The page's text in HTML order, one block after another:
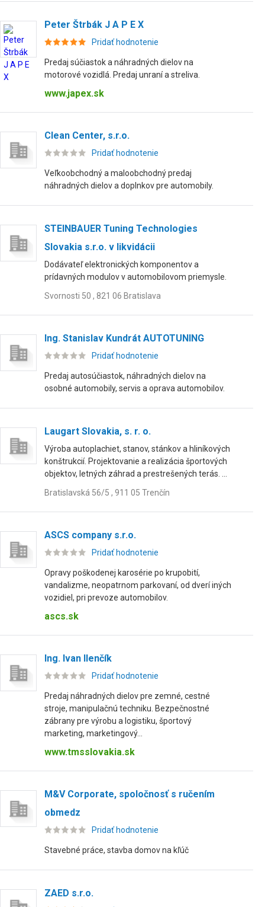
Peter Štrbák J A P E X
Pridať hodnotenie
Predaj súčiastok a náhradných dielov na
motorové vozidlá. Predaj unraní a streliva.
www.japex.sk
Clean Center, s.r.o.
Pridať hodnotenie
Veľkoobchodný a maloobchodný predaj
náhradných dielov a doplnkov pre automobily.
STEINBAUER Tuning Technologies
Slovakia s.r.o. v likvidácii
Dodávateľ elektronických komponentov a
prídavných modulov v automobilovom priemysle.
Svornosti 50 , 821 06 Bratislava
Ing. Stanislav Kundrát AUTOTUNING
Pridať hodnotenie
Predaj autosúčiastok, náhradných dielov na
osobné automobily, servis a oprava automobilov.
Laugart Slovakia, s. r. o.
Výroba autoplachiet, stanov, stánkov a hliníkových
konštrukcií. Projektovanie a realizácia športových
objektov, letných záhrad a prestrešených terás. ...
Bratislavská 56/5 , 911 05 Trenčín
ASCS company s.r.o.
Pridať hodnotenie
Opravy poškodenej karosérie po krupobití,
vandalizme, neopatrnom parkovaní, od dverí iných
vozidiel, pri prevoze automobilov.
ascs.sk
Ing. Ivan Ilenčík
Pridať hodnotenie
Predaj náhradných dielov pre zemné, cestné
stroje, manipulačnú techniku. Bezpečnostné
zábrany pre výrobu a logistiku, športový
marketing, marketingový...
www.tmsslovakia.sk
M&V Corporate, spoločnosť s ručením
obmedz
Pridať hodnotenie
Stavebné práce, stavba domov na kľúč
ZAED s.r.o.